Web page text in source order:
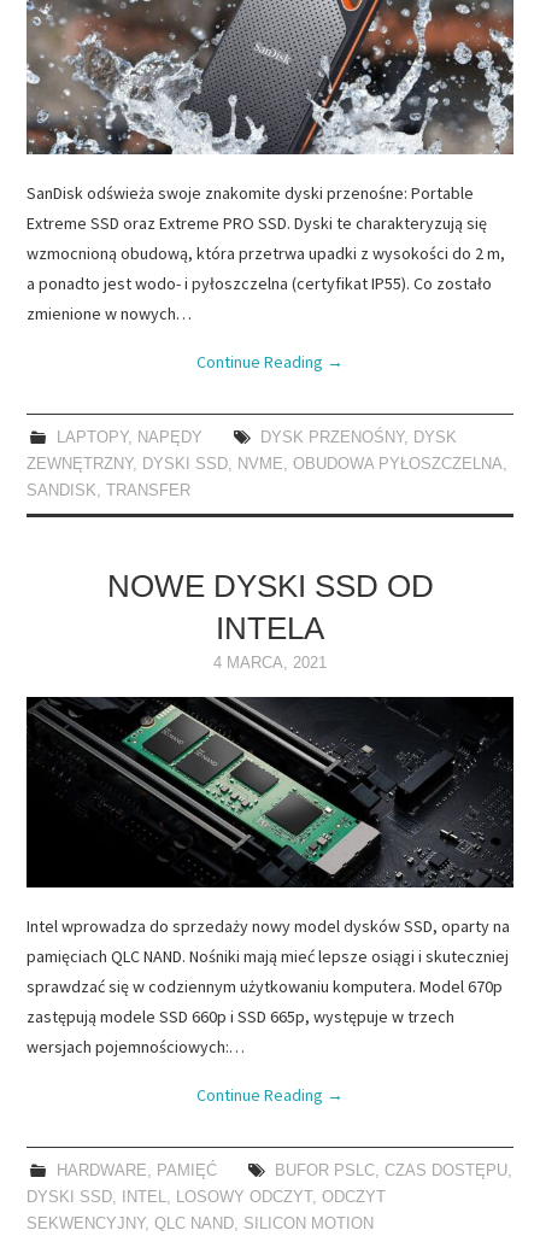
SanDisk odświeża swoje znakomite dyski przenośne: Portable
Extreme SSD oraz Extreme PRO SSD. Dyski te charakteryzują się
wzmocnioną obudową, która przetrwa upadki z wysokości do 2 m,
a ponadto jest wodo- i pyłoszczelna (certyfikat IP55). Co zostało
zmienione w nowych…
Continue Reading →
LAPTOPY, NAPĘDY DYSK PRZENOŚNY, DYSK
ZEWNĘTRZNY, DYSKI SSD, NVME,OBUDOWA PYŁOSZCZELNA,
SANDISK, TRANSFER
NOWE DYSKI SSD OD
INTELA
4 MARCA, 2021
Intel wprowadza do sprzedaży nowy model dysków SSD, oparty na
pamięciach QLC NAND. Nośniki mają mieć lepsze osiągi i skuteczniej
sprawdzać się w codziennym użytkowaniu komputera. Model 670p
zastępują modele SSD 660p i SSD 665p, występuje w trzech
wersjach pojemnościowych:…
Continue Reading →
HARDWARE, PAMIĘĆ BUFOR PSLC, CZAS DOSTĘPU,
DYSKI SSD, INTEL, LOSOWY ODCZYT ,ODCZYT
SEKWENCYJNY,QLC NAND, SILICON MOTION